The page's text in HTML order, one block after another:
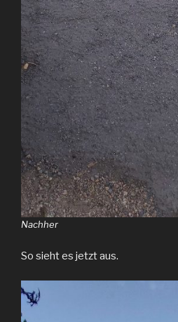
Nachher
So sieht es jetzt aus.